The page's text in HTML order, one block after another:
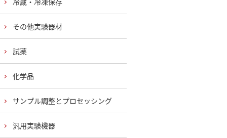
その他実験器材
試薬
化学品
サンプル調整とプロセッシング
汎用実験機器